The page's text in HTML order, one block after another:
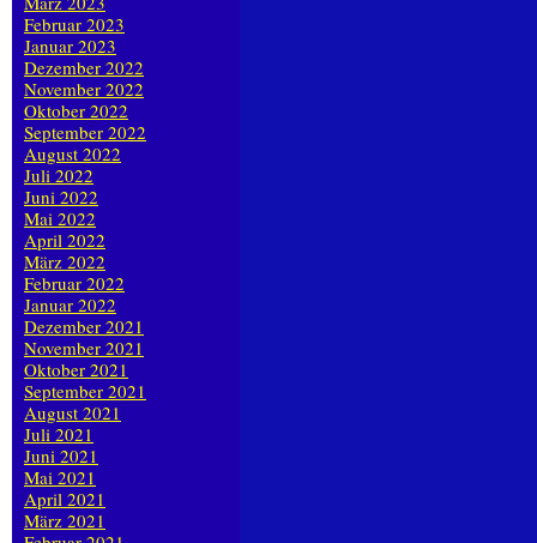
Februar 2023
Januar 2023
Dezember 2022
November 2022
Oktober 2022
September 2022
August 2022
Juli 2022
Juni 2022
Mai 2022
April 2022
März 2022
Februar 2022
Januar 2022
Dezember 2021
November 2021
Oktober 2021
September 2021
August 2021
Juli 2021
Juni 2021
Mai 2021
April 2021
März 2021